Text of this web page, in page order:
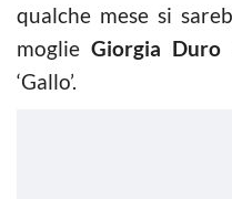
qualche mese si
moglie Giorgia Duro
‘Gallo’.